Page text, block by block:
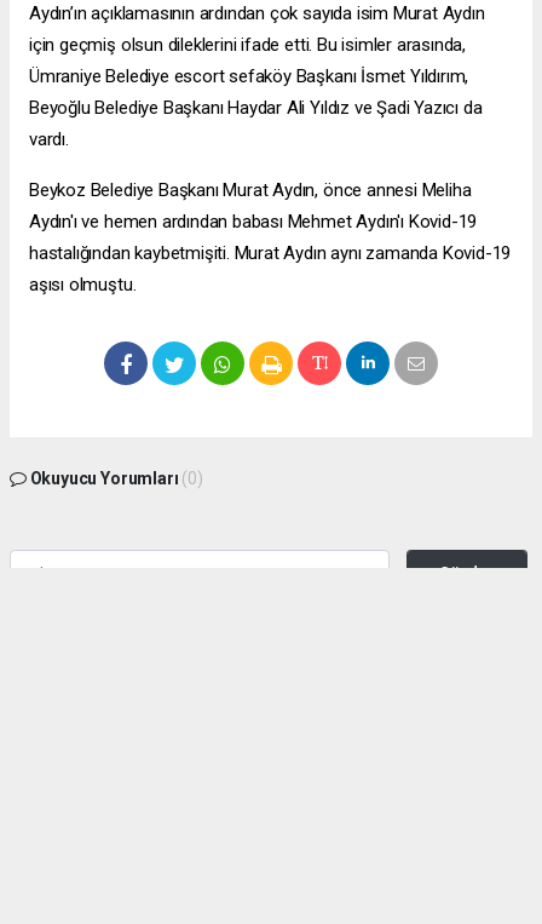
Aydın’ın açıklamasının ardından çok sayıda isim Murat Aydın
için geçmiş olsun dileklerini ifade etti. Bu isimler arasında,
Ümraniye Belediye escort sefaköyBaşkanı İsmet Yıldırım,
Beyoğlu Belediye Başkanı Haydar Ali Yıldız ve Şadi Yazıcı da
vardı.
Beykoz Belediye Başkanı Murat Aydın, önce annesi Meliha
Aydın'ı ve hemen ardından babası Mehmet Aydın'ı Kovid-19
hastalığından kaybetmişiti. Murat Aydın aynı zamanda Kovid-19
aşısı olmuştu.
Okuyucu Yorumları (0)
Gönder